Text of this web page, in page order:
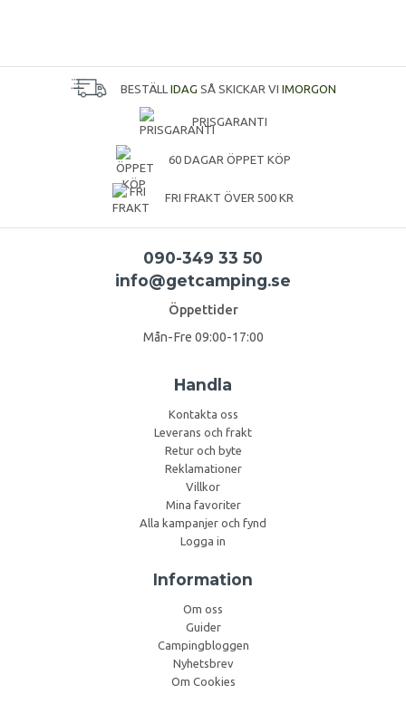
BESTÄLL IDAG SÅ SKICKAR VI IMORGON
PRISGARANTI
60 DAGAR ÖPPET KÖP
FRI FRAKT ÖVER 500 KR
090-349 33 50
info@getcamping.se
Öppettider
Mån-Fre 09:00-17:00
Handla
Kontakta oss
Leverans och frakt
Retur och byte
Reklamationer
Villkor
Mina favoriter
Alla kampanjer och fynd
Logga in
Information
Om oss
Guider
Campingbloggen
Nyhetsbrev
Om Cookies